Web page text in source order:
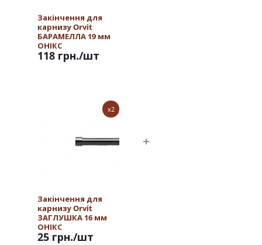
Закінчення для
карнизу Orvit
БАРАМЕЛЛА 19 мм
ОНІКС
118 грн./шт
x2
Закінчення для
карнизу Orvit
ЗАГЛУШКА 16 мм
ОНІКС
25 грн./шт